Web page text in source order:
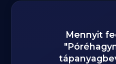
Mennyit
"